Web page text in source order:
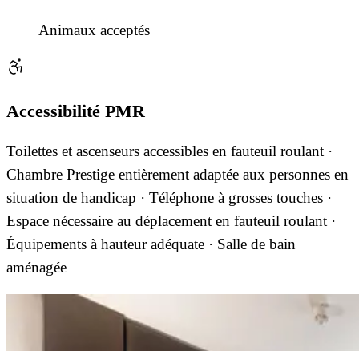
Animaux acceptés
Accessibilité PMR
Toilettes et ascenseurs accessibles en fauteuil roulant ·
Chambre Prestige entièrement adaptée aux personnes en
situation de handicap · Téléphone à grosses touches ·
Espace nécessaire au déplacement en fauteuil roulant ·
Équipements à hauteur adéquate · Salle de bain
aménagée